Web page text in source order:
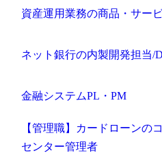
資産運用業務の商品・サー
ネット銀行の内製開発担当/
金融システムPL・PM
【管理職】カードローンの
センター管理者